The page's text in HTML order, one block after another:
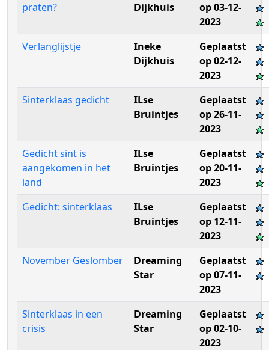
praten?
Dijkhuis
op 03-12-
2023
Verlanglijstje
Ineke
Dijkhuis
Geplaatst
op 02-12-
2023
Sinterklaas gedicht
ILse
Bruintjes
Geplaatst
op 26-11-
2023
Gedicht sint is
aangekomen in het
land
ILse
Bruintjes
Geplaatst
op 20-11-
2023
Gedicht: sinterklaas
ILse
Bruintjes
Geplaatst
op 12-11-
2023
November Geslomber
Dreaming
Star
Geplaatst
op 07-11-
2023
Sinterklaas in een
crisis
Dreaming
Star
Geplaatst
op 02-10-
2023